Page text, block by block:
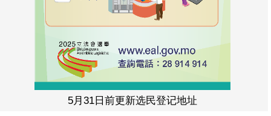
5月31日前更新选民登记地址